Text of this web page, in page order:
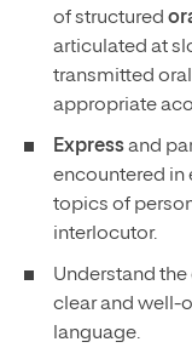
of structured
articulated at
transmitted
appropriate
Expressand
encountered in
topics of
interlocutor.
Understand
clear and well-
language.